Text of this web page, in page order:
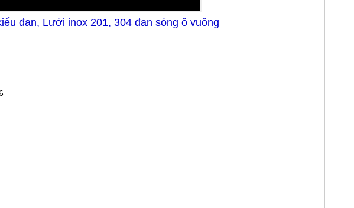
đan, Lưới inox 201, 304 đan sóng ô vuông